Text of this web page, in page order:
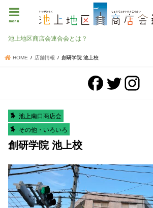
menu
池上地区商店会連合会とは？
HOME 店舗情報 創研学院 池上校
池上南口商店会
その他・いろいろ
創研学院 池上校